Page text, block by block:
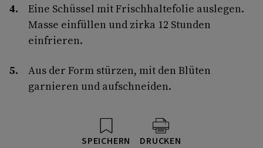
Eine Schüssel mit Frischhaltefolie auslegen.
Masse einfüllen und zirka 12 Stunden
einfrieren.
Aus der Form stürzen, mit den Blüten
garnieren und aufschneiden.
SPEICHERN DRUCKEN